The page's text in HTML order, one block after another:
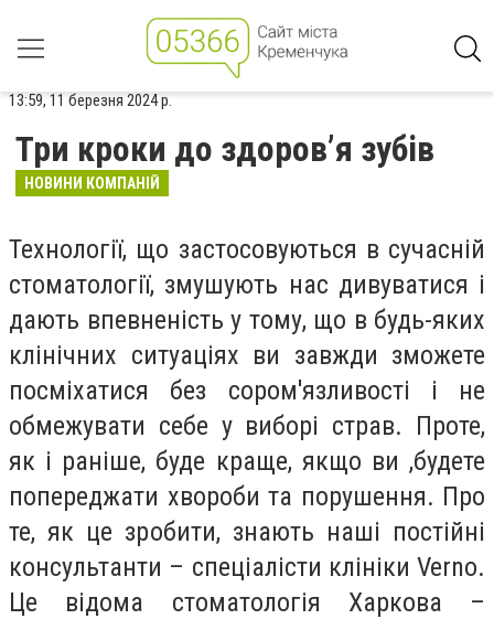
13:59, 11 березня 2024 р.
Три кроки до здоров’я зубів
НОВИНИ КОМПАНІЙ
Технології, що застосовуються в сучасній
стоматології, змушують нас дивуватися і
дають впевненість у тому, що в будь-яких
клінічних ситуаціях ви завжди зможете
посміхатися без сором'язливості і не
обмежувати себе у виборі страв. Проте,
як і раніше, буде краще, якщо ви ,будете
попереджати хвороби та порушення. Про
те, як це зробити, знають наші постійні
консультанти – спеціалісти клініки Verno.
Це відома стоматологія Харкова –